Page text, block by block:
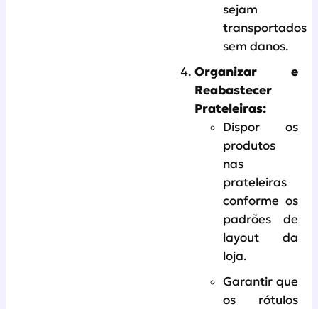
sejam
transportados
sem danos.
Organizar e
Reabastecer
Prateleiras:
Dispor os
produtos
nas
prateleiras
conforme os
padrões de
layout da
loja.
Garantir que
os rótulos